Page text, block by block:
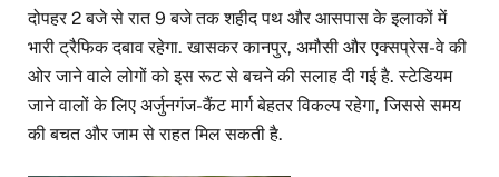
दोपहर 2 बजे से रात 9 बजे तक शहीद पथ और आसपास के इलाकों में
भारी ट्रैफिक दबाव रहेगा. खासकर कानपुर, अमौसी और एक्सप्रेस-वे की
ओर जाने वाले लोगों को इस रूट से बचने की सलाह दी गई है. स्टेडियम
जाने वालों के लिए अर्जुनगंज-कैंट मार्ग बेहतर विकल्प रहेगा, जिससे समय
की बचत और जाम से राहत मिल सकती है.